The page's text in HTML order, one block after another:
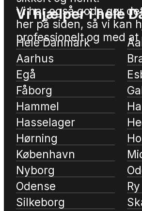
Vi har også gode gør
her på siden, så vi kan
professionelt og med
Vi hjælper i hele
Hele Danmark
Aarhus
Egå
Fåborg
Hammel
Hasselager
Hørning
København
Nyborg
Odense
Ry
Silkeborg